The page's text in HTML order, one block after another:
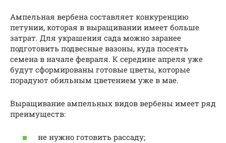
Ампельная вербена составляет конкуренцию
петунии, которая в выращивании имеет больше
затрат. Для украшения сада можно заранее
подготовить подвесные вазоны, куда посеять
семена в начале февраля. К середине апреля уже
будут сформированы готовые цветы, которые
порадуют обильным цветением уже в мае.
Выращивание ампельных видов вербены имеет ряд
преимуществ:
не нужно готовить рассаду;